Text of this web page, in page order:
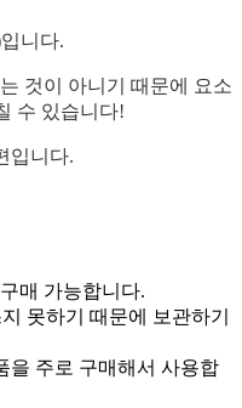
입니다.
것이 아니기 때문에 요소
수 있습니다!
입니다.
매 가능합니다.
못하기 때문에 보관하기
을 주로 구매해서 사용합